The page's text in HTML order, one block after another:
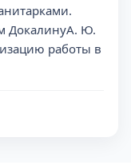
ДокалинуА. Ю.
работы в